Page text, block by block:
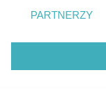
zmienić/wycofać
znajdujący się w
użytkownika, ale
przetwarzaniu.
PARTNERZY